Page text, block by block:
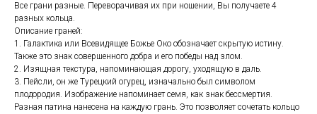
Все грани разные. Переворачивая их при ношении, Вы получаете 4
разных кольца.
Описание граней:
1. Галактика или Всевидящее Божье Око обозначает скрытую истину.
Также это знак совершенного добра и его победы над злом.
2. Изящная текстура, напоминающая дорогу, уходящую в даль.
3. Пейсли, он же Турецкий огурец, изначально был символом
плодородия. Изображение напоминает семя, как знак бессмертия.
Разная патина нанесена на каждую грань. Это позволяет сочетать кольцо